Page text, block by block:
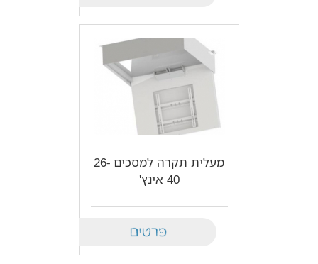
מעלית תקרה למסכים 26-
40 אינץ'